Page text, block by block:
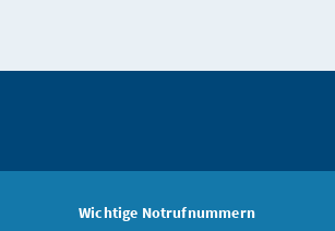
Wichtige Notrufnummern